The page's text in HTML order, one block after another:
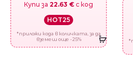
Купи за 22.63 € с код
HOT25
*приложи кода в количката, за да
вземеш още -25%